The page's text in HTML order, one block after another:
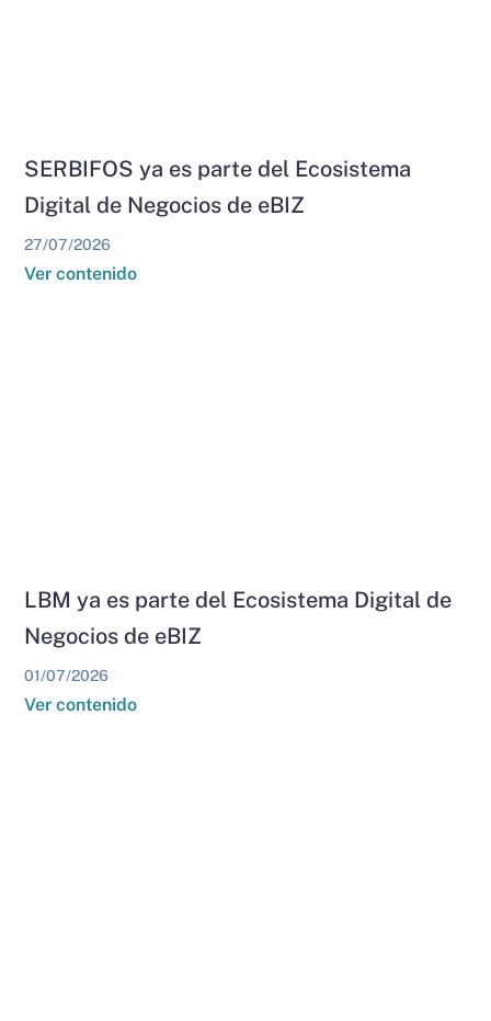
SERBIFOS ya es parte del Ecosistema
Digital de Negocios de eBIZ
27/07/2026
Ver contenido
LBM ya es parte del Ecosistema Digital de
Negocios de eBIZ
01/07/2026
Ver contenido